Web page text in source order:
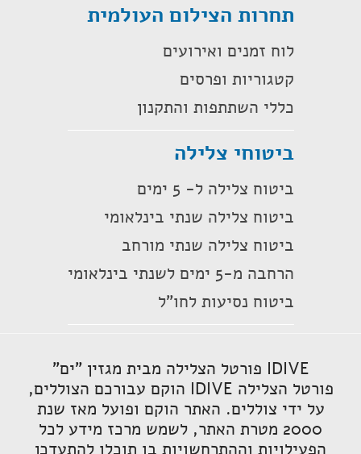
תחרות הצילום העולמית
לוח זמנים ואירועים
קטגוריות ופרסים
כללי השתתפות והתקנון
ביטוחי צלילה
ביטוח צלילה ל- 5 ימים
ביטוח צלילה שנתי בינלאומי
ביטוח צלילה שנתי מורחב
הרחבה מ-5 ימים לשנתי בינלאומי
ביטוח נסיעות לחו"ל
IDIVE פורטל הצלילה מבית מגזין "ים"
פורטל הצלילה IDIVE הוקם עבורכם הצוללים,
על ידי צוללים. האתר הוקם ופועל מאז שנת
2000 מטרת האתר, לשמש מרכז מידע לכל
הפעילויות וההתרחשויות בו תוכלו להתעדכן